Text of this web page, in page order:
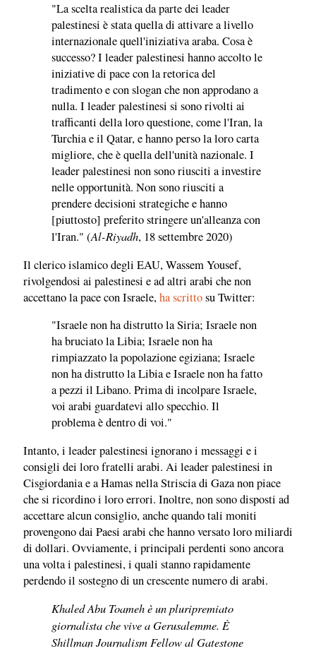
"La scelta realistica da parte dei leader
palestinesi è stata quella di attivare a livello
internazionale quell'iniziativa araba. Cosa è
successo? I leader palestinesi hanno accolto le
iniziative di pace con la retorica del
tradimento e con slogan che non approdano a
nulla. I leader palestinesi si sono rivolti ai
trafficanti della loro questione, come l'Iran, la
Turchia e il Qatar, e hanno perso la loro carta
migliore, che è quella dell'unità nazionale. I
leader palestinesi non sono riusciti a investire
nelle opportunità. Non sono riusciti a
prendere decisioni strategiche e hanno
[piuttosto] preferito stringere un'alleanza con
l'Iran." (Al-Riyadh, 18 settembre 2020)
Il clerico islamico degli EAU, Wassem Yousef,
rivolgendosi ai palestinesi e ad altri arabi che non
accettano la pace con Israele,ha scrittosu Twitter:
"Israele non ha distrutto la Siria; Israele non
ha bruciato la Libia; Israele non ha
rimpiazzato la popolazione egiziana; Israele
non ha distrutto la Libia e Israele non ha fatto
a pezzi il Libano. Prima di incolpare Israele,
voi arabi guardatevi allo specchio. Il
problema è dentro di voi."
Intanto, i leader palestinesi ignorano i messaggi e i
consigli dei loro fratelli arabi. Ai leader palestinesi in
Cisgiordania e a Hamas nella Striscia di Gaza non piace
che si ricordino i loro errori. Inoltre, non sono disposti ad
accettare alcun consiglio, anche quando tali moniti
provengono dai Paesi arabi che hanno versato loro miliardi
di dollari. Ovviamente, i principali perdenti sono ancora
una volta i palestinesi, i quali stanno rapidamente
perdendo il sostegno di un crescente numero di arabi.
Khaled Abu Toameh è un pluripremiato
giornalista che vive a Gerusalemme. È
Shillman Journalism Fellow al Gatestone